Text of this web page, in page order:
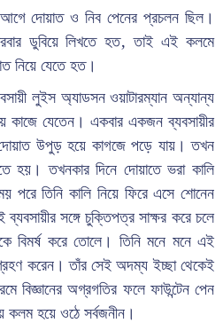
দোয়াত ও নিব পেনের প্রচলন ছিল।
ডুবিয়ে লিখতে হত, তাই এই কলমে
নিয়ে যেতে হত।
লুইস অ্যাডসন ওয়াটারম্যান অন্যান্য
কাজে যেতেন। একবার একজন ব্যবসায়ীর
উপুড় হয়ে কাগজে পড়ে যায়। তখন
হয়। তখনকার দিনে দোয়াতে ভরা কালি
তিনি কালি নিয়ে ফিরে এসে শোনেন
সঙ্গে চুক্তিপত্র সাক্ষর করে চলে
বিমর্ষ করে তোলে। তিনি মনে মনে এই
গ্রহণ করেন। তাঁর সেই অদম্য ইচ্ছা থেকেই
বিজ্ঞানের অগ্রগতির ফলে ফাউন্টেন পেন
হয়ে ওঠে সর্বজনীন।